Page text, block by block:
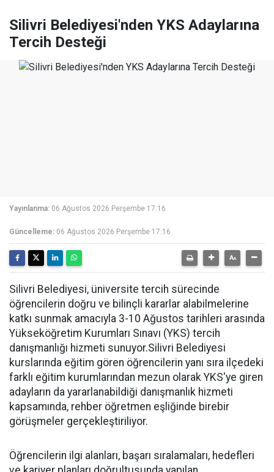
Silivri Belediyesi'nden YKS Adaylarına
Tercih Desteği
Yayınlanma: 06 Ağustos 2026 Perşembe 17:16
Güncelleme: 06 Ağustos 2026 Perşembe 17:16
Silivri Belediyesi, üniversite tercih sürecinde
öğrencilerin doğru ve bilinçli kararlar alabilmelerine
katkı sunmak amacıyla 3-10 Ağustos tarihleri arasında
Yükseköğretim Kurumları Sınavı (YKS) tercih
danışmanlığı hizmeti sunuyor.Silivri Belediyesi
kurslarında eğitim gören öğrencilerin yanı sıra ilçedeki
farklı eğitim kurumlarından mezun olarak YKS'ye giren
adayların da yararlanabildiği danışmanlık hizmeti
kapsamında, rehber öğretmen eşliğinde birebir
görüşmeler gerçekleştiriliyor.
Öğrencilerin ilgi alanları, başarı sıralamaları, hedefleri